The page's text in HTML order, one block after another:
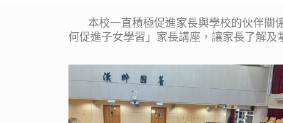
本校一直積極促進家長與學校的伙伴關
何促進子女學習」家長講座，讓家長了解及